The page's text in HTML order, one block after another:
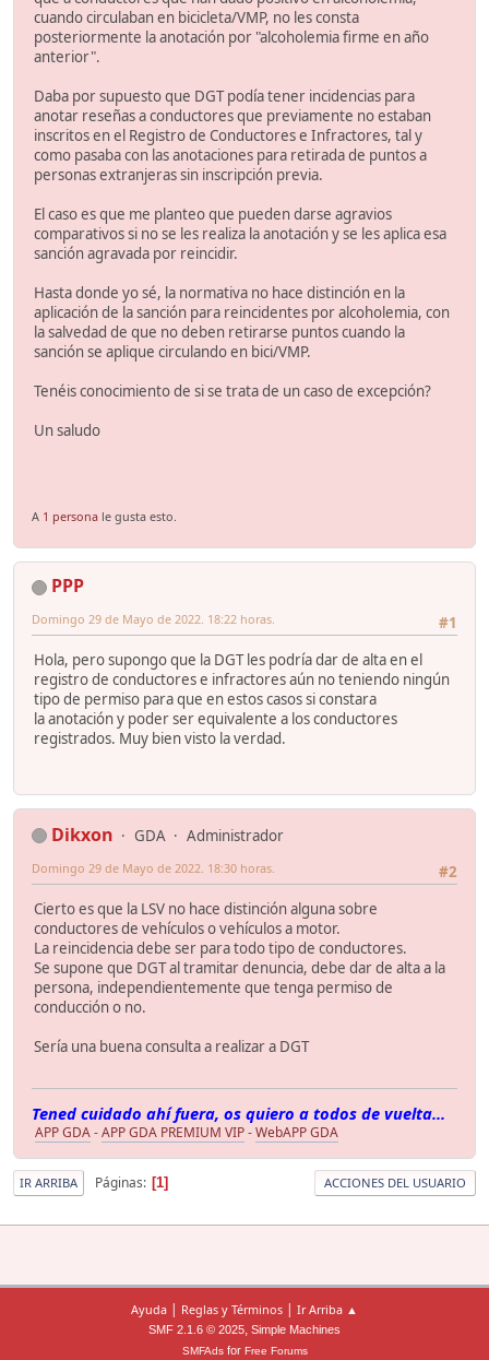
cuando circulaban en bicicleta/VMP, no les consta
posteriormente la anotación por "alcoholemia firme en año
anterior".
Daba por supuesto que DGT podía tener incidencias para
anotar reseñas a conductores que previamente no estaban
inscritos en el Registro de Conductores e Infractores, tal y
como pasaba con las anotaciones para retirada de puntos a
personas extranjeras sin inscripción previa.
El caso es que me planteo que pueden darse agravios
comparativos si no se les realiza la anotación y se les aplica esa
sanción agravada por reincidir.
Hasta donde yo sé, la normativa no hace distinción en la
aplicación de la sanción para reincidentes por alcoholemia, con
la salvedad de que no deben retirarse puntos cuando la
sanción se aplique circulando en bici/VMP.
Tenéis conocimiento de si se trata de un caso de excepción?
Un saludo
A 1 persona le gusta esto.
PPP
#1
Domingo 29 de Mayo de 2022. 18:22 horas.
Hola, pero supongo que la DGT les podría dar de alta en el
registro de conductores e infractores aún no teniendo ningún
tipo de permiso para que en estos casos si constara
la anotación y poder ser equivalente a los conductores
registrados. Muy bien visto la verdad.
Dikxon GDA
Administrador
#2
Domingo 29 de Mayo de 2022. 18:30 horas.
Cierto es que la LSV no hace distinción alguna sobre
conductores de vehículos o vehículos a motor.
La reincidencia debe ser para todo tipo de conductores.
Se supone que DGT al tramitar denuncia, debe dar de alta a la
persona, independientemente que tenga permiso de
conducción o no.
Sería una buena consulta a realizar a DGT
Tened cuidado ahí fuera, os quiero a todos de vuelta...
APP GDA-APP GDA PREMIUM VIP-WebAPP GDA
IR ARRIBA Páginas 1 ACCIONES DEL USUARIO
Ayuda | Reglas y Términos | Ir Arriba ▲
SMF 2.1.6 © 2025, Simple Machines
SMFAdsfor Free Forums